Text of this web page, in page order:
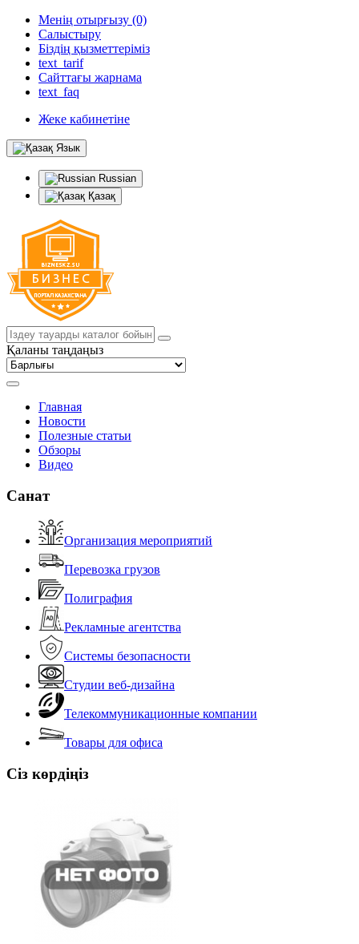
Менің отырғызу (0)
Салыстыру
Біздің қызметтеріміз
text_tarif
Сайттағы жарнама
text_faq
Жеке кабинетіне
Язык
Russian
Қазақ
Қаланы таңдаңыз
Главная
Новости
Полезные статьи
Обзоры
Видео
Санат
Организация мероприятий
Перевозка грузов
Полиграфия
Рекламные агентства
Системы безопасности
Студии веб-дизайна
Телекоммуникационные компании
Товары для офиса
Сіз көрдіңіз